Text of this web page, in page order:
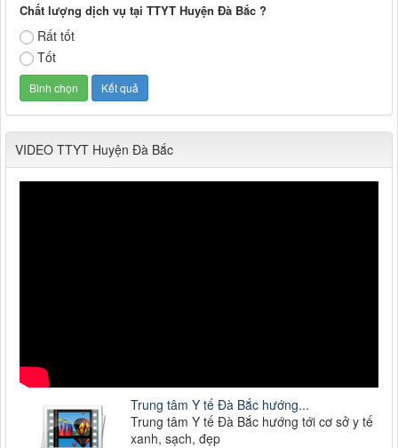
Chất lượng dịch vụ tại TTYT Huyện Đà Bắc ?
Rất tốt
Tốt
VIDEO TTYT Huyện Đà Bắc
Trung tâm Y tế Đà Bắc hướng...
Trung tâm Y tế Đà Bắc hướng tới cơ sở y tế
xanh, sạch, đẹp